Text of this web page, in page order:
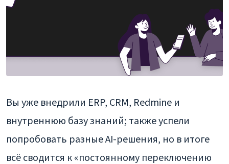
Вы уже внедрили ERP, CRM, Redmine и
внутреннюю базу знаний; также успели
попробовать разные AI-решения, но в итоге
всё сводится к «постоянному переключению